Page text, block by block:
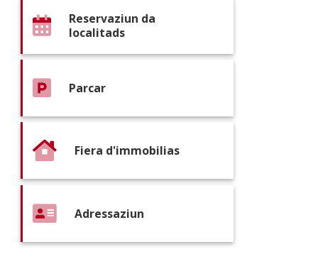
Reservaziun da
localitads
Parcar
Fiera d'immobilias
Adressaziun